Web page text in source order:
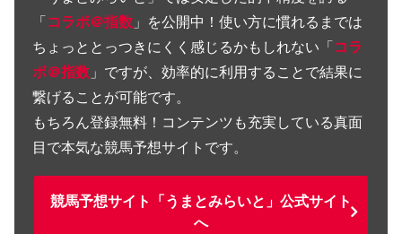
「コラボ＠指数 」を公開中！使い方に慣れるまでは
ちょっととっつきにくく感じるかもしれない「コラ
ボ＠指数 」ですが、効率的に利用することで結果に
繋げることが可能です。
もちろん登録無料！コンテンツも充実している真面
目で本気な競馬予想サイトです。
競馬予想サイト「うまとみらいと」公式サイト
へ